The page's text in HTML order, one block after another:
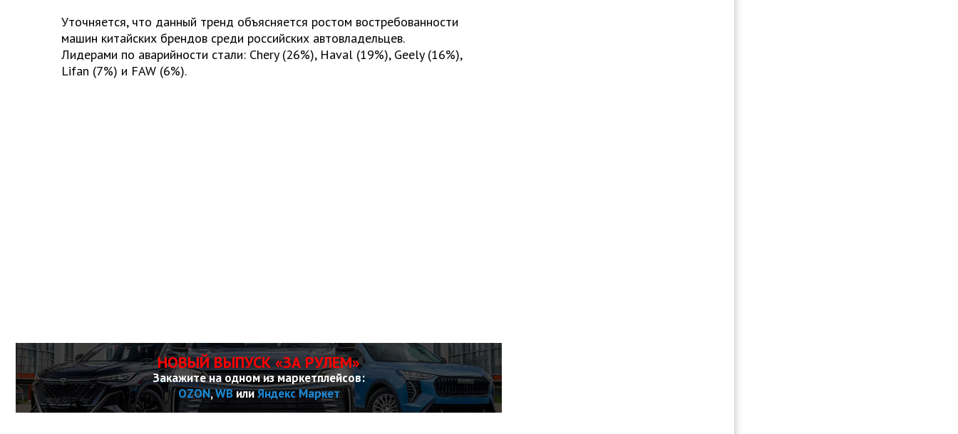
Уточняется, что данный тренд объясняется ростом востребованности
машин китайских брендов среди российских автовладельцев.
Лидерами по аварийности стали: Chery (26%), Haval (19%), Geely (16%),
Lifan (7%) и FAW (6%).
НОВЫЙ ВЫПУСК «ЗА РУЛЕМ»
Закажите на одном из маркетплейсов:
OZON,WBилиЯндекс Маркет